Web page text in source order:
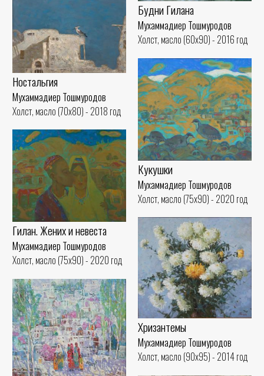
Будни Гилана
Мухаммадиер Тошмуродов
Холст, масло (60x90) - 2016 год
Ностальгия
Мухаммадиер Тошмуродов
Холст, масло (70x80) - 2018 год
Кукушки
Мухаммадиер Тошмуродов
Холст, масло (75x90) - 2020 год
Гилан. Жених и невеста
Мухаммадиер Тошмуродов
Холст, масло (75x90) - 2020 год
Хризантемы
Мухаммадиер Тошмуродов
Холст, масло (90x95) - 2014 год